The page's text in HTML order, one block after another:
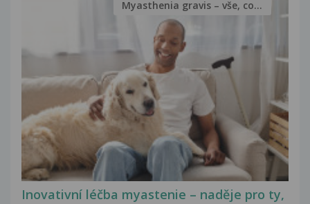
Inovativní léčba myastenie – naděje pro ty,
Myasthenia gravis – vše, co...